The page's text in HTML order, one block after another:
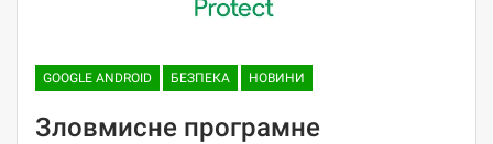
GOOGLE ANDROID БЕЗПЕКА НОВИНИ
Зловмисне програмне